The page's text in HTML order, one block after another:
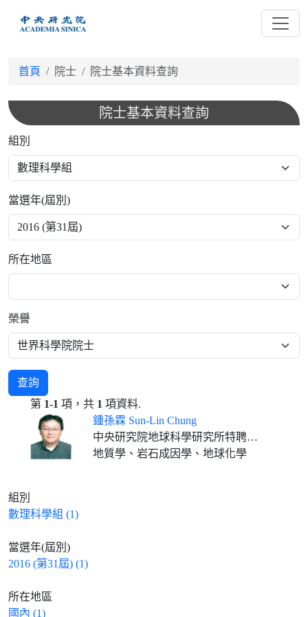
首頁 院士 院士基本資料查詢
院士基本資料查詢
組別
當選年(屆別)
所在地區
榮譽
查詢
第 1-1 項，共 1 項資料.
鍾孫霖 Sun-Lin Chung
中央研究院地球科學研究所特聘研究員兼所長、國立臺灣大學地質科學系特聘講座教授(合聘)
地質學、岩石成因學、地球化學
組別
數理科學組 (1)
當選年(屆別)
2016 (第31屆) (1)
所在地區
國內 (1)